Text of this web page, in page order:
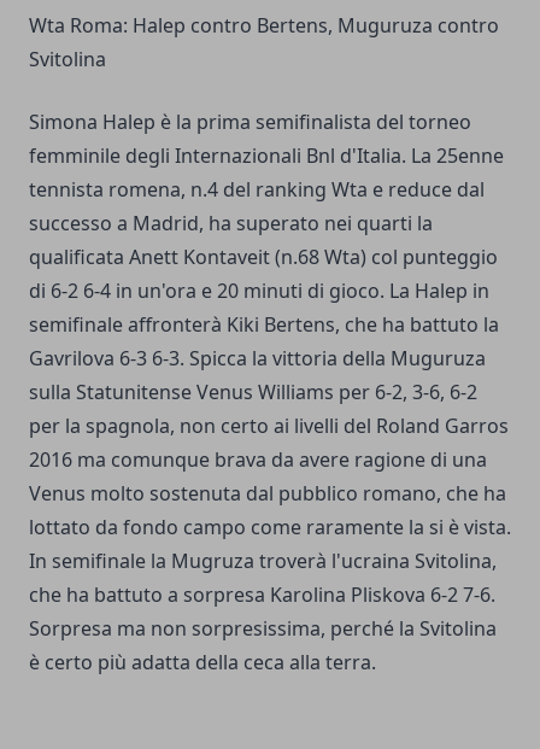
Wta Roma: Halep contro Bertens, Muguruza contro
Svitolina
Simona Halep è la prima semifinalista del torneo
femminile degli Internazionali Bnl d'Italia. La 25enne
tennista romena, n.4 del ranking Wta e reduce dal
successo a Madrid, ha superato nei quarti la
qualificata Anett Kontaveit (n.68 Wta) col punteggio
di 6-2 6-4 in un'ora e 20 minuti di gioco. La Halep in
semifinale affronterà Kiki Bertens, che ha battuto la
Gavrilova 6-3 6-3. Spicca la vittoria della Muguruza
sulla Statunitense Venus Williams per 6-2, 3-6, 6-2
per la spagnola, non certo ai livelli del Roland Garros
2016 ma comunque brava da avere ragione di una
Venus molto sostenuta dal pubblico romano, che ha
lottato da fondo campo come raramente la si è vista.
In semifinale la Mugruza troverà l'ucraina Svitolina,
che ha battuto a sorpresa Karolina Pliskova 6-2 7-6.
Sorpresa ma non sorpresissima, perché la Svitolina
è certo più adatta della ceca alla terra.